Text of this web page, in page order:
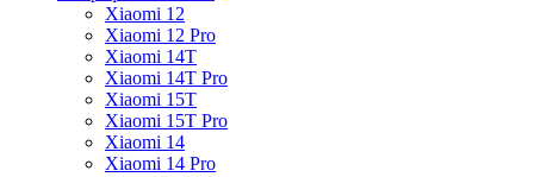
Xiaomi 12
Xiaomi 12 Pro
Xiaomi 14T
Xiaomi 14T Pro
Xiaomi 15T
Xiaomi 15T Pro
Xiaomi 14
Xiaomi 14 Pro